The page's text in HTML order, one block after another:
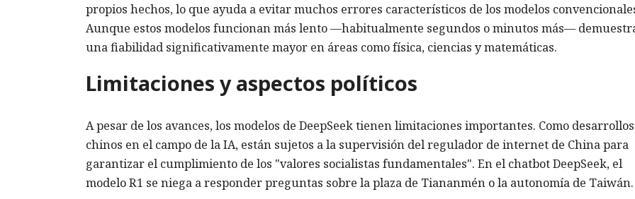
propios hechos, lo que ayuda a evitar muchos errores característicos de los modelos
Aunque estos modelos funcionan más lento —habitualmente segundos o minutos más—
una fiabilidad significativamente mayor en áreas como física, ciencias y matemáticas.
Limitaciones y aspectos políticos
A pesar de los avances, los modelos de DeepSeek tienen limitaciones importantes. Como desarrollos
chinos en el campo de la IA, están sujetos a la supervisión del regulador de internet de China para
garantizar el cumplimiento de los "valores socialistas fundamentales". En el chatbot DeepSeek, el
modelo R1 se niega a responder preguntas sobre la plaza de Tiananmén o la autonomía de Taiwán.